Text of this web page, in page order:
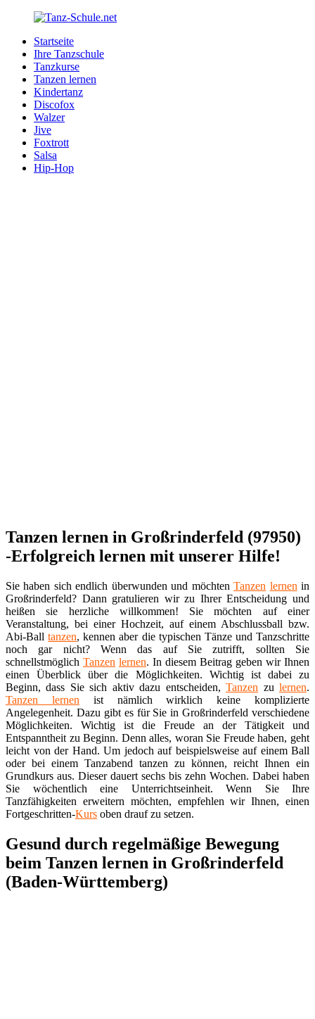
Zurück
Inhalt
Tanz-
Schule.net
Ihre
Tanzschule
Internet
Startseite
Ihre Tanzschule
Tanzkurse
Tanzen lernen
Kindertanz
Discofox
Walzer
Jive
Foxtrott
Salsa
Hip-Hop
Tanzen lernen in Großrinderfeld (97950)
-Erfolgreich lernen mit unserer Hilfe!
Sie haben sich endlich überwunden und möchtenTanzen lernen in
Großrinderfeld? Dann gratulieren wir zu Ihrer Entscheidung und
heißen sie herzliche willkommen! Sie möchten auf einer
Veranstaltung, bei einer Hochzeit, auf einem Abschlussball bzw.
Abi-Balltanzen, kennen aber die typischen Tänze und Tanzschritte
noch gar nicht? Wenn das auf Sie zutrifft, sollten Sie
schnellstmöglich Tanzen lernen. In diesem Beitrag geben wir Ihnen
einen Überblick über die Möglichkeiten. Wichtig ist dabei zu
Beginn, dass Sie sich aktiv dazu entscheiden,Tanzen zulernen.
Tanzen lernen ist nämlich wirklich keine komplizierte
Angelegenheit. Dazu gibt es für Sie in Großrinderfeld verschiedene
Möglichkeiten. Wichtig ist die Freude an der Tätigkeit und
Entspanntheit zu Beginn. Denn alles, woran Sie Freude haben, geht
leicht von der Hand. Um jedoch auf beispielsweise auf einem Ball
oder bei einem Tanzabend tanzen zu können, reicht Ihnen ein
Grundkurs aus. Dieser dauert sechs bis zehn Wochen. Dabei haben
Sie wöchentlich eine Unterrichtseinheit. Wenn Sie Ihre
Tanzfähigkeiten erweitern möchten, empfehlen wir Ihnen, einen
Fortgeschritten-Kurs oben drauf zu setzen.
Gesund durch regelmäßige Bewegung
beim Tanzen lernen in Großrinderfeld
(Baden-Württemberg)